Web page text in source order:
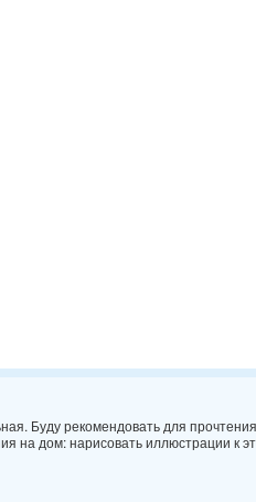
Буду рекомендовать для
на дом: нарисовать иллюстрации к